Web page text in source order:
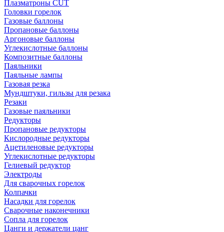
Плазматроны CUT
Головки горелок
Газовые баллоны
Пропановые баллоны
Аргоновые баллоны
Углекислотные баллоны
Композитные баллоны
Паяльники
Паяльные лампы
Газовая резка
Мундштуки, гильзы для резака
Резаки
Газовые паяльники
Редукторы
Пропановые редукторы
Кислородные редукторы
Ацетиленовые редукторы
Углекислотные редукторы
Гелиевый редуктор
Электроды
Для сварочных горелок
Колпачки
Насадки для горелок
Сварочные наконечники
Сопла для горелок
Цанги и держатели цанг